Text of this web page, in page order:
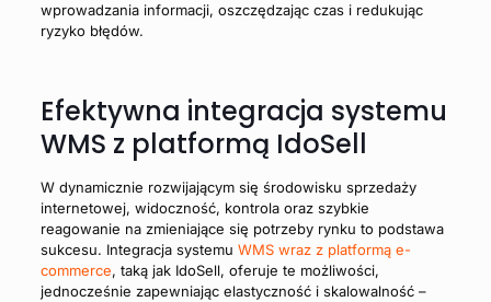
wprowadzania informacji, oszczędzając czas i redukując
ryzyko błędów.
Efektywna integracja systemu
WMS z platformą IdoSell
W dynamicznie rozwijającym się środowisku sprzedaży
internetowej, widoczność, kontrola oraz szybkie
reagowanie na zmieniające się potrzeby rynku to podstawa
sukcesu. Integracja systemu WMS wraz z platformą e-
commerce, taką jak IdoSell, oferuje te możliwości,
jednocześnie zapewniając elastyczność i skalowalność –